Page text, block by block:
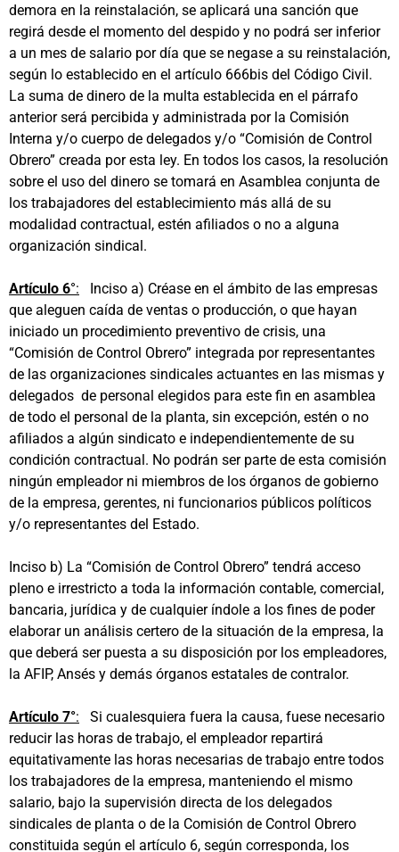
demora en la reinstalación, se aplicará una sanción que
regirá desde el momento del despido y no podrá ser inferior
a un mes de salario por día que se negase a su reinstalación,
según lo establecido en el artículo 666bis del Código Civil.
La suma de dinero de la multa establecida en el párrafo
anterior será percibida y administrada por la Comisión
Interna y/o cuerpo de delegados y/o “Comisión de Control
Obrero” creada por esta ley. En todos los casos, la resolución
sobre el uso del dinero se tomará en Asamblea conjunta de
los trabajadores del establecimiento más allá de su
modalidad contractual, estén afiliados o no a alguna
organización sindical.
Artículo 6°: Inciso a) Créase en el ámbito de las empresas
que aleguen caída de ventas o producción, o que hayan
iniciado un procedimiento preventivo de crisis, una
“Comisión de Control Obrero” integrada por representantes
de las organizaciones sindicales actuantes en las mismas y
delegados de personal elegidos para este fin en asamblea
de todo el personal de la planta, sin excepción, estén o no
afiliados a algún sindicato e independientemente de su
condición contractual. No podrán ser parte de esta comisión
ningún empleador ni miembros de los órganos de gobierno
de la empresa, gerentes, ni funcionarios públicos políticos
y/o representantes del Estado.
Inciso b) La “Comisión de Control Obrero” tendrá acceso
pleno e irrestricto a toda la información contable, comercial,
bancaria, jurídica y de cualquier índole a los fines de poder
elaborar un análisis certero de la situación de la empresa, la
que deberá ser puesta a su disposición por los empleadores,
la AFIP, Ansés y demás órganos estatales de contralor.
Artículo 7°: Si cualesquiera fuera la causa, fuese necesario
reducir las horas de trabajo, el empleador repartirá
equitativamente las horas necesarias de trabajo entre todos
los trabajadores de la empresa, manteniendo el mismo
salario, bajo la supervisión directa de los delegados
sindicales de planta o de la Comisión de Control Obrero
constituida según el artículo 6, según corresponda, los